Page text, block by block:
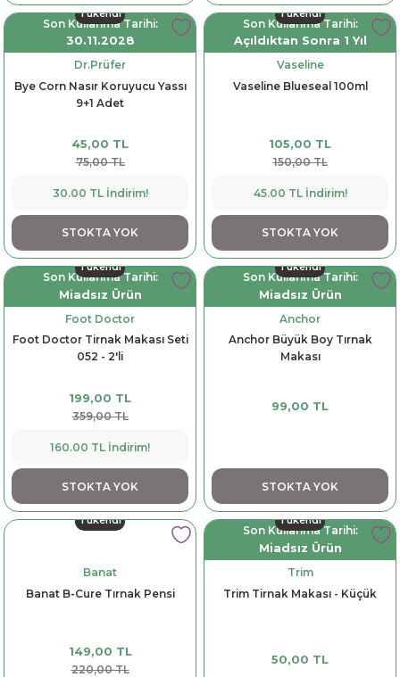
Tükendi
Son Kullanma Tarihi:
30.11.2028
Dr.Prüfer
Bye Corn Nasır Koruyucu Yassı
9+1 Adet
45,00 TL
75,00 TL
30.00 TL İndirim!
STOKTA YOK
Tükendi
Son Kullanma Tarihi:
Açıldıktan Sonra 1 Yıl
Vaseline
Vaseline Blueseal 100ml
105,00 TL
150,00 TL
45.00 TL İndirim!
STOKTA YOK
Tükendi
Son Kullanma Tarihi:
Miadsız Ürün
Foot Doctor
Foot Doctor Tirnak Makası Seti
052 - 2'li
199,00 TL
359,00 TL
160.00 TL İndirim!
STOKTA YOK
Tükendi
Son Kullanma Tarihi:
Miadsız Ürün
Anchor
Anchor Büyük Boy Tırnak
Makası
99,00 TL
STOKTA YOK
Tükendi
Banat
Banat B-Cure Tırnak Pensi
149,00 TL
220,00 TL
Tükendi
Son Kullanma Tarihi:
Miadsız Ürün
Trim
Trim Tirnak Makası - Küçük
50,00 TL